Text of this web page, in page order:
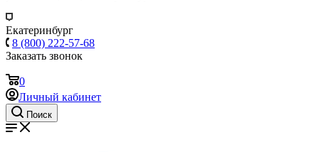
Екатеринбург
8 (800) 222-57-68
Заказать звонок
0
Личный кабинет
Поиск